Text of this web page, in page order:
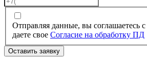
Отправляя данные, вы соглашаетесь с
даете свое Согласие на обработку ПД
Оставить заявку